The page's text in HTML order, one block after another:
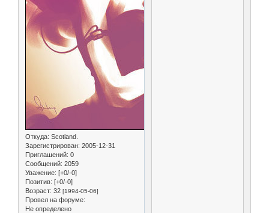
Откуда: Scotland.
Зарегистрирован: 2005-12-31
Приглашений: 0
Сообщений: 2059
Уважение: [+0/-0]
Позитив: [+0/-0]
Возраст: 32 [1994-05-06]
Провел на форуме:
Не определено